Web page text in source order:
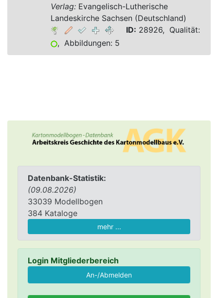
Datenbank-Statistik:
(09.08.2026)
33039 Modellbogen
384 Kataloge
mehr ...
Login Mitgliederbereich
Verlag:Evangelisch-Lutherische
Landeskirche Sachsen (Deutschland)
ID: 28926, Qualität:
, Abbildungen: 5